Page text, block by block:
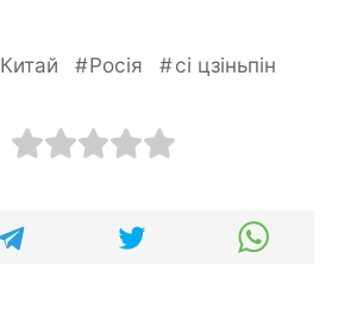
Китай Росія сі цзіньпін